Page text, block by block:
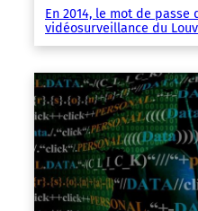
En 2014, le mot de passe
vidéosurveillance du